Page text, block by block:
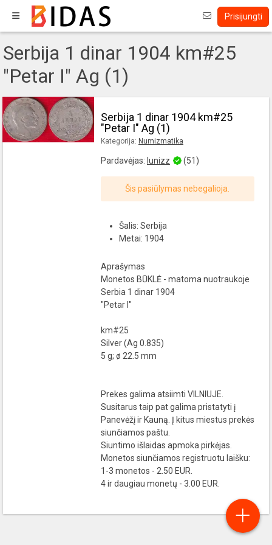
Prisijungti
Serbija 1 dinar 1904 km#25
"Petar I" Ag (1)
Serbija 1 dinar 1904 km#25
"Petar I" Ag (1)
Kategorija: Numizmatika
Pardavėjas: lunizz (51)
Šis pasiūlymas nebegalioja.
Šalis: Serbija
Metai: 1904
Aprašymas
Monetos BŪKLĖ - matoma nuotraukoje
Serbia 1 dinar 1904
"Petar I"
km#25
Silver (Ag 0.835)
5 g; ø 22.5 mm
Prekes galima atsiimti VILNIUJE.
Susitarus taip pat galima pristatyti į
Panevėžį ir Kauną. Į kitus miestus prekės
siunčiamos paštu.
Siuntimo išlaidas apmoka pirkėjas.
Monetos siunčiamos registruotu laišku:
1-3 monetos - 2.50 EUR.
4 ir daugiau monetų - 3.00 EUR.